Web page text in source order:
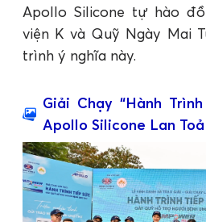
Apollo Silicone tự hào
viện K và Quỹ Ngày Mai
trình ý nghĩa này.
Giải Chạy “Hành
Apollo Silicone Lan